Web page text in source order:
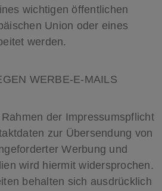
wichtigen öffentlichen
Union oder eines
werden.
WERBE-E-MAILS
der Impressumspflicht
zur Übersendung von
Werbung und
wird hiermit widersprochen.
behalten sich ausdrücklich